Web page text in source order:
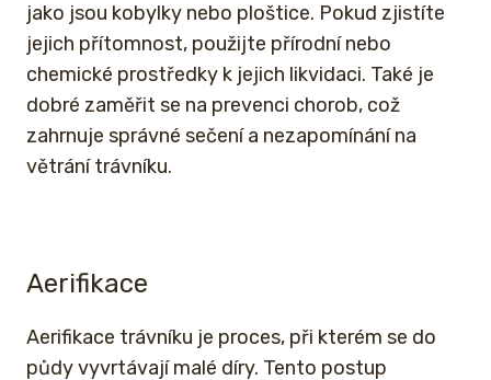
jako jsou kobylky nebo ploštice. Pokud zjistíte
jejich přítomnost, použijte přírodní nebo
chemické prostředky k jejich likvidaci. Také je
dobré zaměřit se na prevenci chorob, což
zahrnuje správné sečení a nezapomínání na
větrání trávníku.
Aerifikace
Aerifikace trávníku je proces, při kterém se do
půdy vyvrtávají malé díry. Tento postup